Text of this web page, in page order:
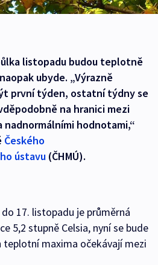
listopadu budou teplotně
ubyde. „Výrazně
první týden, ostatní týdny se
na hranici mezi
hodnotami,“
Českého
ústavu (ČHMÚ).
17. listopadu je průměrná
5,2 stupně Celsia, nyní se bude
maxima očekávají mezi